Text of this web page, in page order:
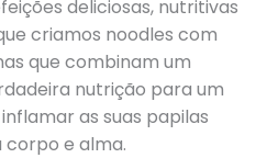
deliciosas, nutritivas
criamos noodles com
que combinam um
nutrição para um
as suas papilas
corpo e alma.